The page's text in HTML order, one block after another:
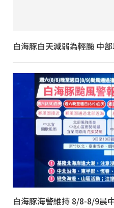
白海豚白天減弱為輕颱 中
白海豚海警維持 8/8-8/9晨